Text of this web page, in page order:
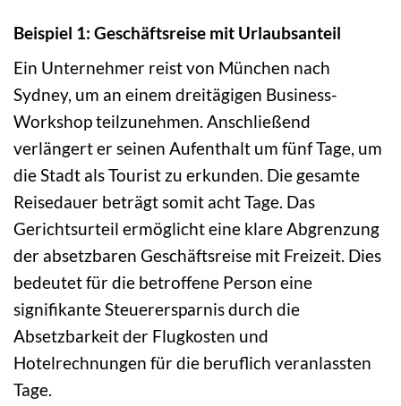
Beispiel 1: Geschäftsreise mit Urlaubsanteil
Ein Unternehmer reist von München nach
Sydney, um an einem dreitägigen Business-
Workshop teilzunehmen. Anschließend
verlängert er seinen Aufenthalt um fünf Tage, um
die Stadt als Tourist zu erkunden. Die gesamte
Reisedauer beträgt somit acht Tage. Das
Gerichtsurteil ermöglicht eine klare Abgrenzung
der absetzbaren Geschäftsreise mit Freizeit. Dies
bedeutet für die betroffene Person eine
signifikante Steuerersparnis durch die
Absetzbarkeit der Flugkosten und
Hotelrechnungen für die beruflich veranlassten
Tage.